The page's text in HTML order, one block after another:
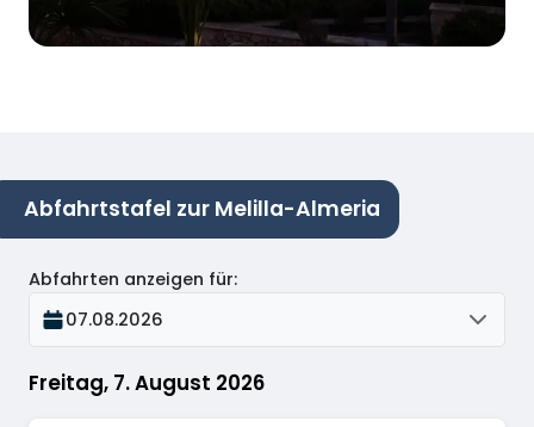
Abfahrtstafel zur Melilla-Almeria
Freitag, 7. August 2026
Abfahrten anzeigen für:
07.08.2026